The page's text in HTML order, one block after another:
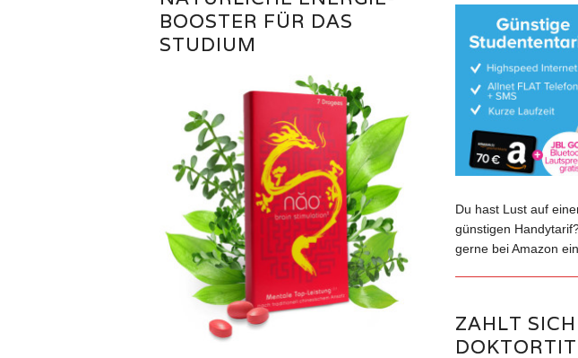
BOOSTER FÜR DAS
STUDIUM
Du hast Lust auf
günstigen
gerne bei Amazon
ZAHLT